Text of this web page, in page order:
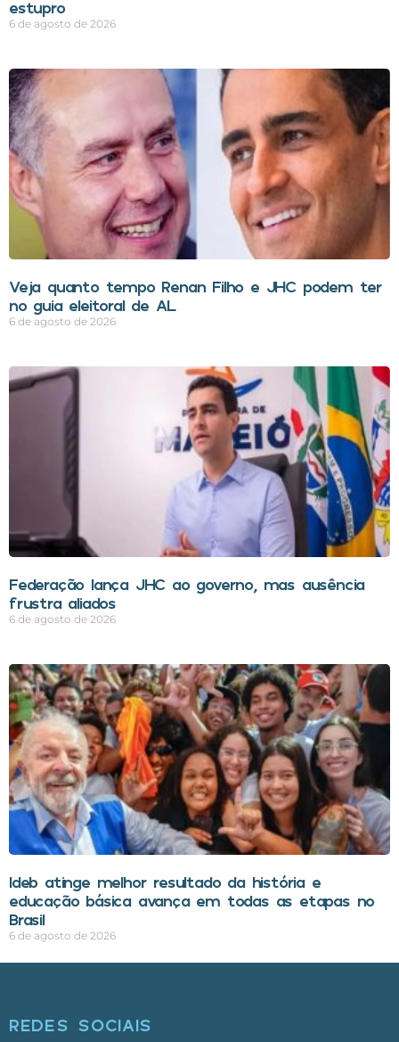
estupro
6 de agosto de 2026
Veja quanto tempo Renan Filho e JHC podem ter
no guia eleitoral de AL
6 de agosto de 2026
Federação lança JHC ao governo, mas ausência
frustra aliados
6 de agosto de 2026
Ideb atinge melhor resultado da história e
educação básica avança em todas as etapas no
Brasil
6 de agosto de 2026
REDES SOCIAIS